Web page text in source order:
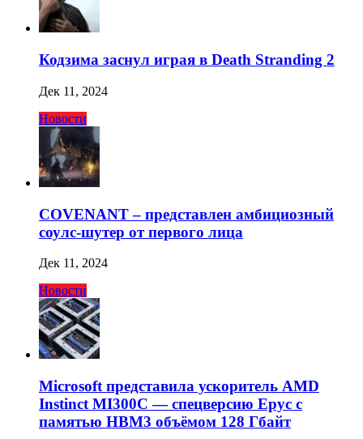
Кодзима заснул играя в Death Stranding 2
Дек 11, 2024
Новости
COVENANT – представлен амбициозный
соулс-шутер от первого лица
Дек 11, 2024
Новости
Microsoft представила ускоритель AMD
Instinct MI300C — спецверсию Epyc с
памятью HBM3 объёмом 128 Гбайт